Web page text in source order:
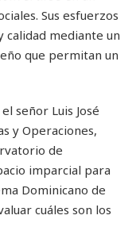
Sus esfuerzos
calidad mediante un
que permitan un
señor Luis José
y Operaciones,
de
imparcial para
Dominicano de
cuáles son los